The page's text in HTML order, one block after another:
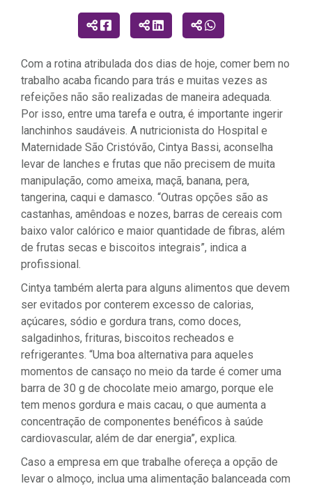
Com a rotina atribulada dos dias de hoje, comer bem no
trabalho acaba ficando para trás e muitas vezes as
refeições não são realizadas de maneira adequada.
Por isso, entre uma tarefa e outra, é importante ingerir
lanchinhos saudáveis. A nutricionista do Hospital e
Maternidade São Cristóvão, Cintya Bassi, aconselha
levar de lanches e frutas que não precisem de muita
manipulação, como ameixa, maçã, banana, pera,
tangerina, caqui e damasco. “Outras opções são as
castanhas, amêndoas e nozes, barras de cereais com
baixo valor calórico e maior quantidade de fibras, além
de frutas secas e biscoitos integrais”, indica a
profissional.
Cintya também alerta para alguns alimentos que devem
ser evitados por conterem excesso de calorias,
açúcares, sódio e gordura trans, como doces,
salgadinhos, frituras, biscoitos recheados e
refrigerantes. “Uma boa alternativa para aqueles
momentos de cansaço no meio da tarde é comer uma
barra de 30 g de chocolate meio amargo, porque ele
tem menos gordura e mais cacau, o que aumenta a
concentração de componentes benéficos à saúde
cardiovascular, além de dar energia”, explica.
Caso a empresa em que trabalhe ofereça a opção de
levar o almoço, inclua uma alimentação balanceada com